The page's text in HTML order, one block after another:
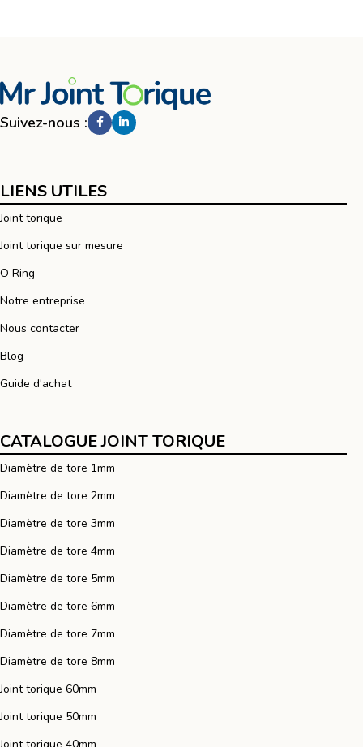
Suivez-nous :
LIENS UTILES
Joint torique
Joint torique sur mesure
O Ring
Notre entreprise
Nous contacter
Blog
Guide d'achat
CATALOGUE JOINT TORIQUE
Diamètre de tore 5mm
Diamètre de tore 6mm
Diamètre de tore 7mm
Diamètre de tore 8mm
Joint torique 60mm
Joint torique 50mm
Joint torique 40mm
Diamètre de tore 1mm
Diamètre de tore 2mm
Diamètre de tore 3mm
Diamètre de tore 4mm